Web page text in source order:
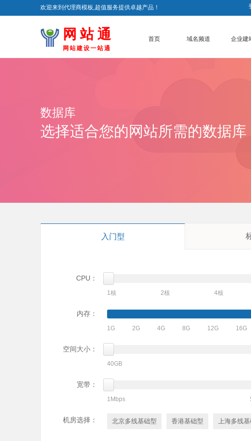
欢迎来到代理商模板,超值服务提供卓越产品！
网 站 通 首页 域名频道 企业建
网站建设一站通
数据库
选择适合您的网站所需的数据库
入门型
CPU：
1核 2核 4核
内存：
1G 2G 4G 8G 12G 16G
空间大小：
40GB
宽带：
1Mbps
机房选择： 北京多线基础型 香港基础型 上海多线基